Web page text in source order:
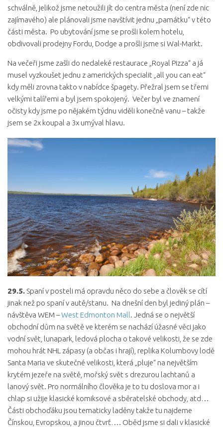
schválně, jelikož jsme netoužili jít do centra města (není zde nic
zajímavého) ale plánovali jsme navštívit jednu „památku“ v této
části města. Po ubytování jsme se prošli kolem hotelu,
obdivovali prodejny Fordu, Dodge a prošli jsme si Wal-Markt.
Na večeři jsme zašli do nedaleké restaurace „Royal Pizza“ a já
musel vyzkoušet jednu z amerických specialit „all you can eat“
kdy měli zrovna takto v nabídce špagety. Přežral jsem se třemi
velkými talířemi a byl jsem spokojený. Večer byl ve znamení
očisty kdy jsme po nějakém týdnu viděli konečně vanu – takže
jsem se 2x koupal a 3x umýval hlavu.
29.5. Spaní v posteli má opravdu něco do sebe a člověk se cítí
jinak než po spaní v autě/stanu. Na dnešní den byl jediný plán –
návštěva WEM –West Edmonton Mall. Jedná se o největší
obchodní dům na světě ve kterém se nachází úžasné věci jako
vodní svět, lunapark, ledová plocha o takové velikosti, že se zde
mohou hrát NHL zápasy (a občas i hrají), replika Kolumbovy lodě
Santa Maria ve skutečné velikosti, která „pluje“ na největším
krytém jezeře na světě, mořský svět s drezurou lachtanů a
lanový svět. Pro normálního člověka je to tu doslova mor a i
chlap si užije klasické komiksové a sběratelské obchody, atd…
Části obchoďáku jsou tematicky laděny takže tu najdeme
Čínskou, Evropskou, a jinou čtvrť…. Oběd jsme si dali v klasické